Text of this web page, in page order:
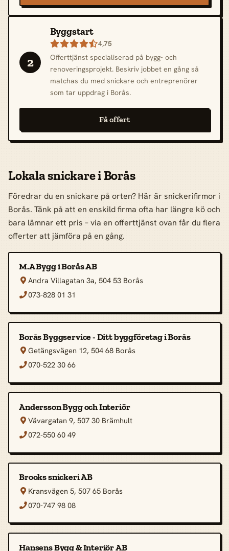
2
Byggstart
4,75
Offerttjänst specialiserad på bygg- och
renoveringsprojekt. Beskriv jobbet en gång så
matchas du med snickare och entreprenörer
som tar uppdrag i Borås.
Få offert
Lokala snickare i Borås
Föredrar du en snickare på orten? Här är snickerifirmor i
Borås. Tänk på att en enskild firma ofta har längre kö och
bara lämnar ett pris – via en offerttjänst ovan får du flera
offerter att jämföra på en gång.
M.A Bygg i Borås AB
 Andra Villagatan 3a, 504 53 Borås
073-828 01 31
Borås Byggservice - Ditt byggföretag i Borås
 Getängsvägen 12, 504 68 Borås
070-522 30 66
Andersson Bygg och Interiör
 Vävargatan 9, 507 30 Brämhult
072-550 60 49
Brooks snickeri AB
 Kransvägen 5, 507 65 Borås
070-747 98 08
Hansens Bygg & Interiör AB